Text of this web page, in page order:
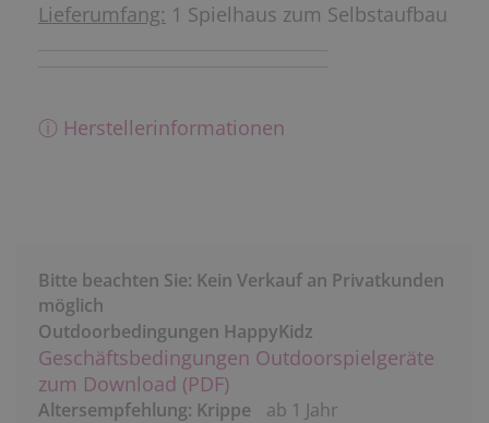
Lieferumfang: 1 Spielhaus zum Selbstaufbau
ⓘ Herstellerinformationen
Bitte beachten Sie: Kein Verkauf an Privatkunden
möglich
Outdoorbedingungen HappyKidz
Geschäftsbedingungen Outdoorspielgeräte
zum Download (PDF)
Altersempfehlung: Krippe ab 1 Jahr